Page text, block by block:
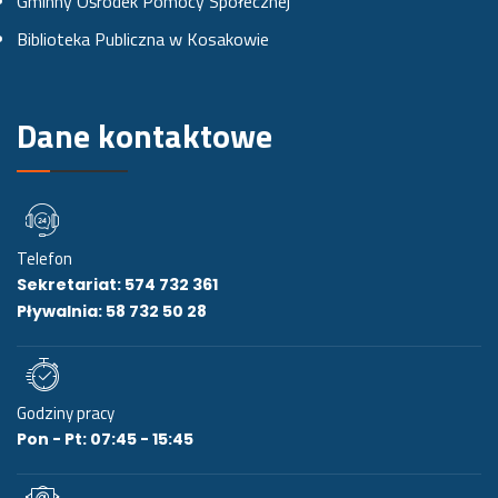
u
m
i
Biblioteka Publiczna w Kosakowie
Dane kontaktowe
Telefon
Sekretariat: 574 732 361
Pływalnia: 58 732 50 28
Godziny pracy
Pon - Pt: 07:45 - 15:45